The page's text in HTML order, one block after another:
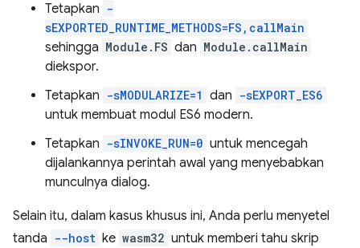
Tetapkan -
sEXPORTED_RUNTIME_METHODS=FS,callMain
sehingga Module.FS dan Module.callMain
diekspor.
Tetapkan -sMODULARIZE=1 dan -sEXPORT_ES6
untuk membuat modul ES6 modern.
Tetapkan -sINVOKE_RUN=0 untuk mencegah
dijalankannya perintah awal yang menyebabkan
munculnya dialog.
Selain itu, dalam kasus khusus ini, Anda perlu menyetel
tanda --host ke wasm32 untuk memberi tahu skrip